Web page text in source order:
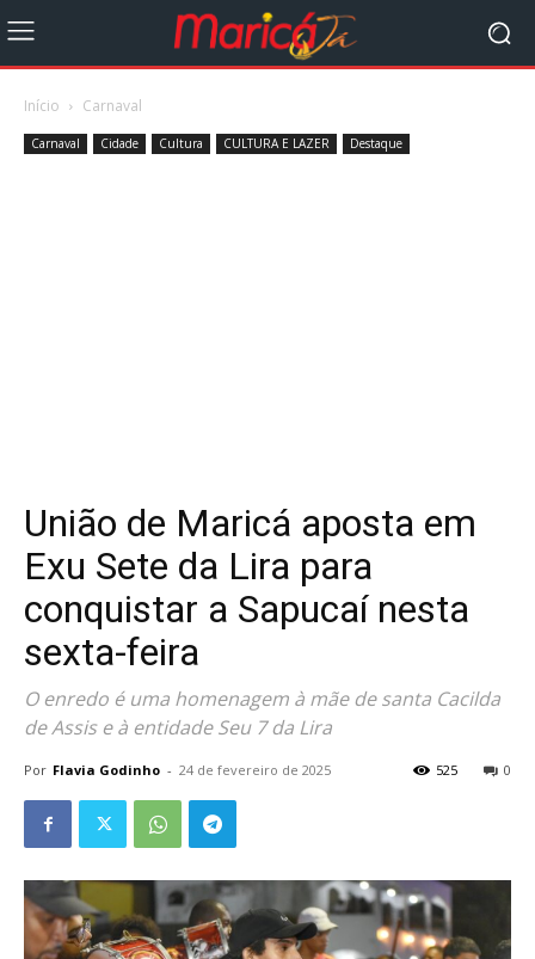
Início Carnaval
Carnaval Cidade Cultura CULTURA E LAZER Destaque
União de Maricá aposta em
Exu Sete da Lira para
conquistar a Sapucaí nesta
sexta-feira
O enredo é uma homenagem à mãe de santa Cacilda
de Assis e à entidade Seu 7 da Lira
Por Flavia Godinho - 24 de fevereiro de 2025 0
525